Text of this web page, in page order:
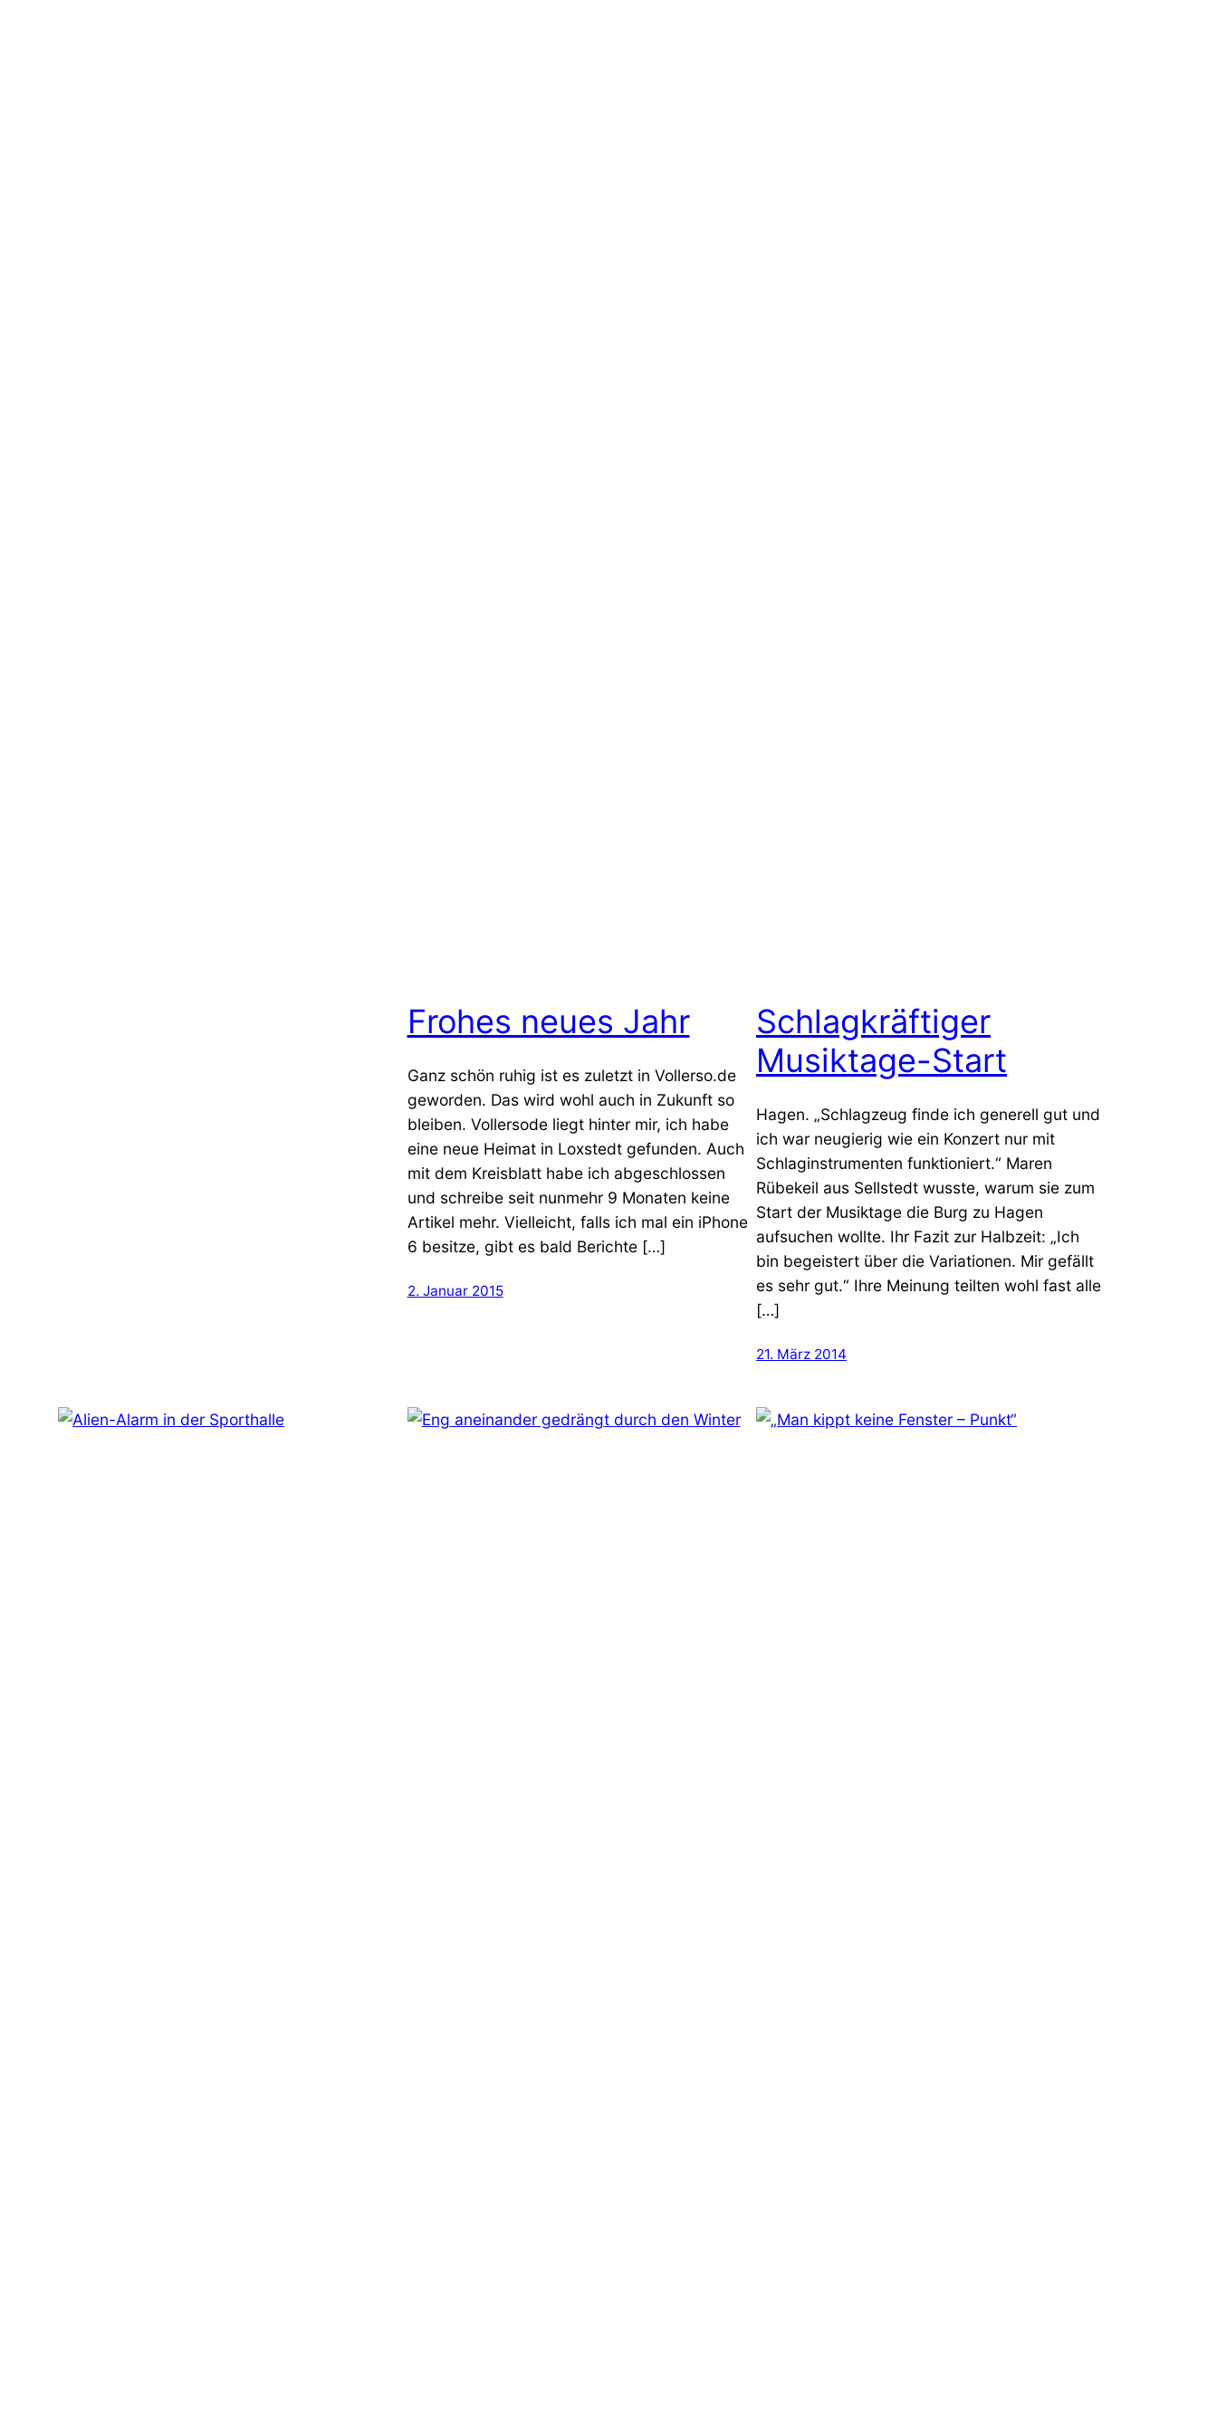
Frohes neues Jahr
Ganz schön ruhig ist es zuletzt in Vollerso.de
geworden. Das wird wohl auch in Zukunft so
bleiben. Vollersode liegt hinter mir, ich habe
eine neue Heimat in Loxstedt gefunden. Auch
mit dem Kreisblatt habe ich abgeschlossen
und schreibe seit nunmehr 9 Monaten keine
Artikel mehr. Vielleicht, falls ich mal ein iPhone
6 besitze, gibt es bald Berichte […]
2. Januar 2015
Schlagkräftiger
Musiktage-Start
Hagen. „Schlagzeug finde ich generell gut und
ich war neugierig wie ein Konzert nur mit
Schlaginstrumenten funktioniert.“ Maren
Rübekeil aus Sellstedt wusste, warum sie zum
Start der Musiktage die Burg zu Hagen
aufsuchen wollte. Ihr Fazit zur Halbzeit: „Ich
bin begeistert über die Variationen. Mir gefällt
es sehr gut.“ Ihre Meinung teilten wohl fast alle
[…]
21. März 2014